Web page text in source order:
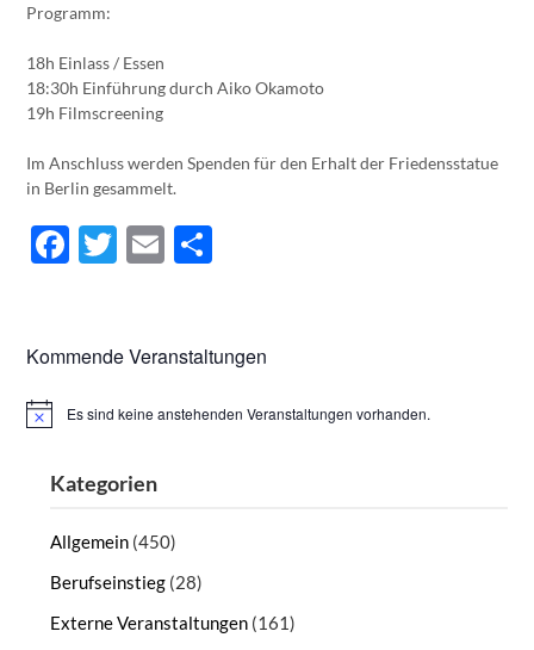
Programm:
18h Einlass / Essen
18:30h Einführung durch Aiko Okamoto
19h Filmscreening
Im Anschluss werden Spenden für den Erhalt der Friedensstatue
in Berlin gesammelt.
Facebook
Twitter
Email
Kommende Veranstaltungen
HinweisEs sind keine anstehenden Veranstaltungen vorhanden.
Kategorien
Allgemein (450)
Berufseinstieg (28)
Externe Veranstaltungen (161)